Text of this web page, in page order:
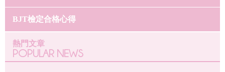
BJT檢定合格心得
熱門文章
POPULAR NEWS